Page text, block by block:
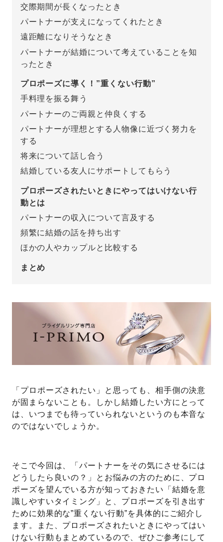
交際期間が長くなったとき
パートナーが支えになってくれたとき
遠距離になりそうなとき
パートナーが結婚について考えていることを知
ったとき
プロポーズに導く！”重くない行動”
手料理を振る舞う
パートナーのご両親と仲良くする
パートナーが理想とする人物像に近づく努力を
する
将来について話し合う
結婚している友人にサポートしてもらう
プロポーズされたいときにやってはいけない行
動とは
パートナーの収入について言及する
頻繁に結婚の話を持ち出す
ほかの人やカップルと比較する
まとめ
「プロポーズされたい」と思っても、相手側の決意
が固まらないことも。しかし結婚したい方にとって
は、いつまでも待っていられないというのも本音な
のではないでしょうか。
そこで今回は、「パートナーをその気にさせるには
どうしたら良いの？」とお悩みの方のために、プロ
ポーズを望んでいる方が知っておきたい「結婚を意
識しやすいタイミング」と、プロポーズを引き出す
ために効果的な”重くない行動”を具体的にご紹介し
ます。また、プロポーズされたいときにやってはい
けない行動もまとめているので、ぜひご参考にして
パーフェクトプロポーズリング
プロポーズシチュエーション診断
婚約指輪マッチング診断
プロポーズプラン検索
ダイヤモンドの品質とは？
プロポーズの方法
タイミング
プレゼント
場所
エピソード
婚約指輪のご購入と
プロポーズのご相談
I-PRIMO公式サイト
I-PRIMO公式オンラインショップ
Follow us on